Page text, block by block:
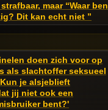
maar “Waar ben
Dit kan echt niet ”
doen zich voor op
als slachtoffer seksueel
je alsjeblieft
jij niet ook een
bent?'